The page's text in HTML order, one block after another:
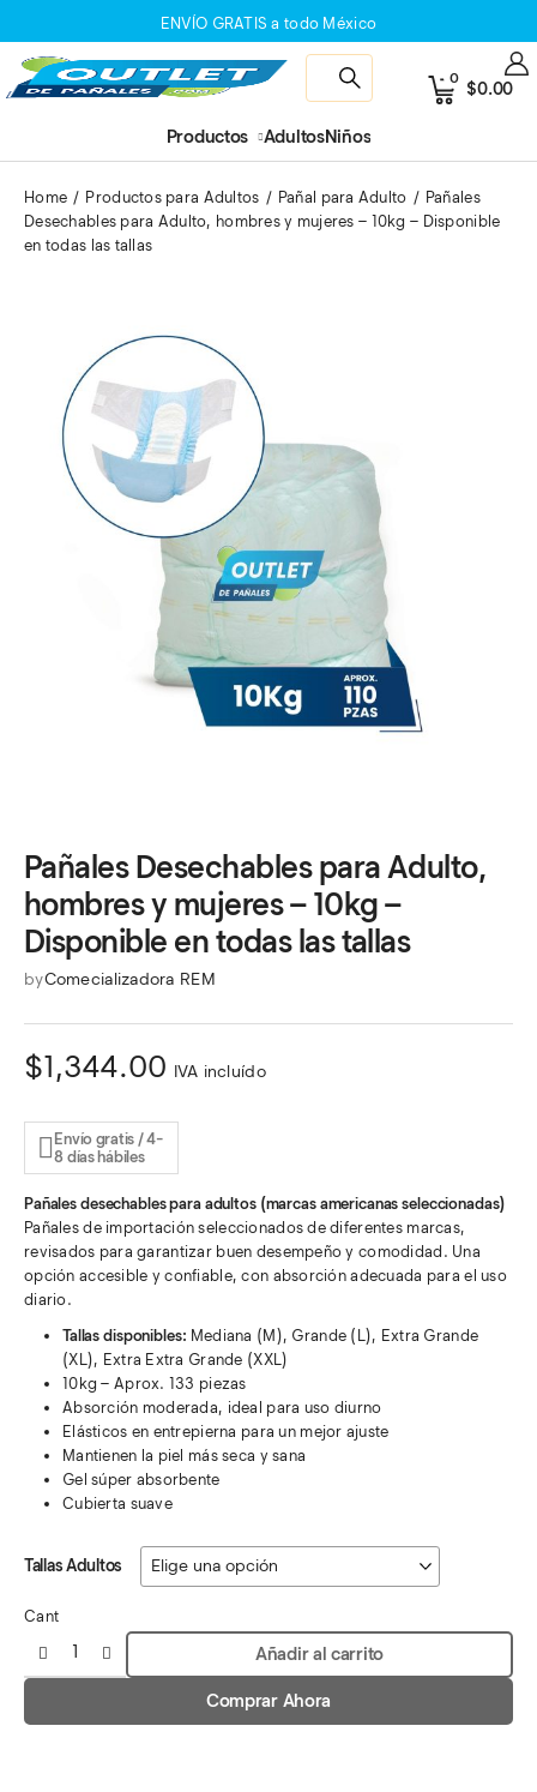
ENVÍO GRATIS a todo México
$0.00
0
Productos AdultosNiños
Home Productos para Adultos Pañal para Adulto
Pañales
Desechables para Adulto, hombres y mujeres – 10kg – Disponible
en todas las tallas
Pañales Desechables para Adulto,
hombres y mujeres – 10kg –
Disponible en todas las tallas
byComecializadora REM
$1,344.00 IVA incluído
Envío gratis / 4-
8 días hábiles
Pañales desechables para adultos (marcas americanas seleccionadas)
Pañales de importación seleccionados de diferentes marcas,
revisados para garantizar buen desempeño y comodidad. Una
opción accesible y confiable, con absorción adecuada para el uso
diario.
Tallas disponibles: Mediana (M), Grande (L), Extra Grande
(XL), Extra Extra Grande (XXL)
10kg – Aprox. 133 piezas
Absorción moderada, ideal para uso diurno
Elásticos en entrepierna para un mejor ajuste
Mantienen la piel más seca y sana
Gel súper absorbente
Cubierta suave
Tallas Adultos
Cant
Añadir al carrito
Comprar Ahora